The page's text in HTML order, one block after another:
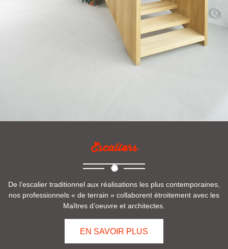
Escaliers
De l’escalier traditionnel aux réalisations les plus contemporaines,
nos professionnels « de terrain » collaborent étroitement avec les
Maîtres d’oeuvre et architectes.
EN SAVOIR PLUS